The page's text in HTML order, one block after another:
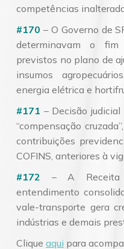
competências
#170 – O Governo de
determinavam o
previstos no plano de
insumos
energia elétrica e
#171 – Decisão
“compensação
contribuições
COFINS, anteriores à
#172 – A Receita
entendimento
vale-transporte gera
indústrias e demais
Clique aqui para